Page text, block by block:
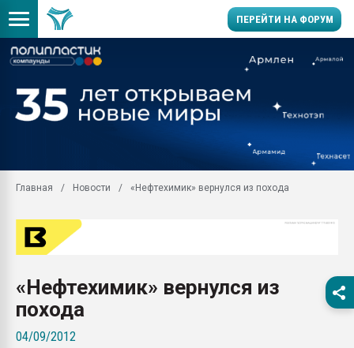
ПЕРЕЙТИ НА ФОРУМ
производство SPC
заводу пластмасс"
Помощь в подборе
Вакуум-формовочные
первый план в
Главная Новости «Нефтехимик» вернулся из похода
«Нефтехимик» вернулся из
похода
04/09/2012